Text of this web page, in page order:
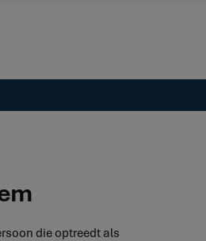
die optreedt als